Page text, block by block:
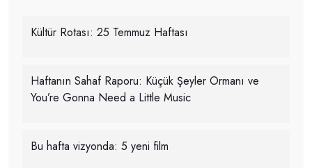
Kültür Rotası: 25 Temmuz Haftası
Haftanın Sahaf Raporu: Küçük Şeyler Ormanı ve
You’re Gonna Need a Little Music
Bu hafta vizyonda: 5 yeni film